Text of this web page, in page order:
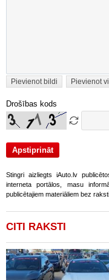
Pievienot bildi Pievienot
Drošības kods
Stingri aizliegts iAuto.lv
interneta portālos, masu
publicētajiem materiāliem bez
CITI RAKSTI